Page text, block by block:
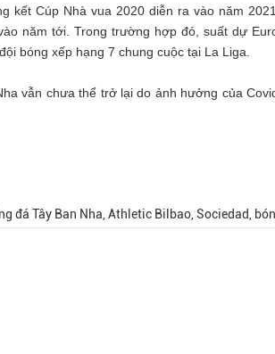
kết Cúp Nhà vua 2020 diễn ra vào năm
năm tới. Trong trường hợp đó, suất dự
bóng xếp hạng 7 chung cuộc tại La Liga.
vẫn chưa thể trở lại do ảnh hưởng của
đá Tây Ban Nha, Athletic Bilbao, Sociedad,